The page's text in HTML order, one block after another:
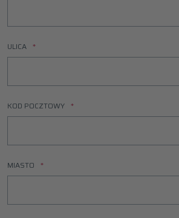
ULICA
KOD POCZTOWY
MIASTO